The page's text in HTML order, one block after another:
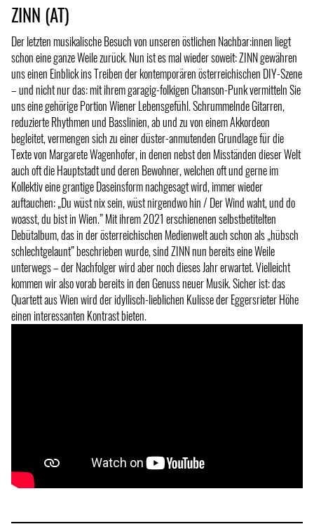
ZINN (AT)
Der letzten musikalische Besuch von unseren östlichen Nachbar:innen liegt
schon eine ganze Weile zurück. Nun ist es mal wieder soweit: ZINN gewähren
uns einen Einblick ins Treiben der kontemporären österreichischen DIY-Szene
– und nicht nur das: mit ihrem garagig-folkigen Chanson-Punk vermitteln Sie
uns eine gehörige Portion Wiener Lebensgefühl. Schrummelnde Gitarren,
reduzierte Rhythmen und Basslinien, ab und zu von einem Akkordeon
begleitet, vermengen sich zu einer düster-anmutenden Grundlage für die
Texte von Margarete Wagenhofer, in denen nebst den Misständen dieser Welt
auch oft die Hauptstadt und deren Bewohner, welchen oft und gerne im
Kollektiv eine grantige Daseinsform nachgesagt wird, immer wieder
auftauchen: „Du wüst nix sein, wüst nirgendwo hin / Der Wind waht, und do
woasst, du bist in Wien.” Mit ihrem 2021 erschienenen selbstbetitelten
Debütalbum, das in der österreichischen Medienwelt auch schon als „hübsch
schlechtgelaunt” beschrieben wurde, sind ZINN nun bereits eine Weile
unterwegs – der Nachfolger wird aber noch dieses Jahr erwartet. Vielleicht
kommen wir also vorab bereits in den Genuss neuer Musik. Sicher ist: das
Quartett aus Wien wird der idyllisch-lieblichen Kulisse der Eggersrieter Höhe
einen interessanten Kontrast bieten.